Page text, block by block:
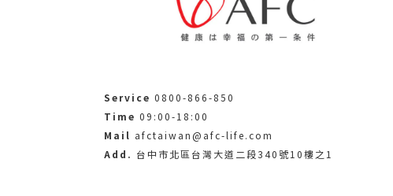
Service 0800-866-850
Time 09:00-18:00
Mail afctaiwan@afc-life.com
Add. 台中市北區台灣大道二段340號10樓之1